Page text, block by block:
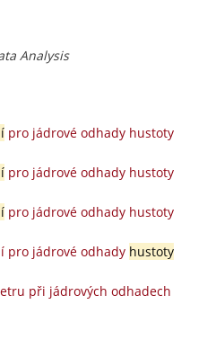
Analysis
pro jádrové odhady hustoty
pro jádrové odhady hustoty
pro jádrové odhady hustoty
pro jádrové odhady hustoty
při jádrových odhadech